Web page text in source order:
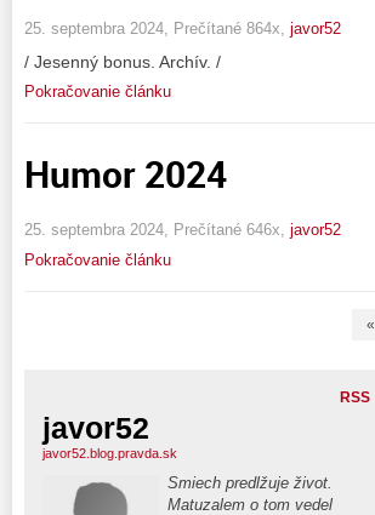
25. septembra 2024, Prečítané 864x, javor52
/ Jesenný bonus. Archív. /
Pokračovanie článku
Humor 2024
25. septembra 2024, Prečítané 646x, javor52
Pokračovanie článku
«
RSS
javor52
javor52.blog.pravda.sk
Smiech predlžuje život.
Matuzalem o tom vedel